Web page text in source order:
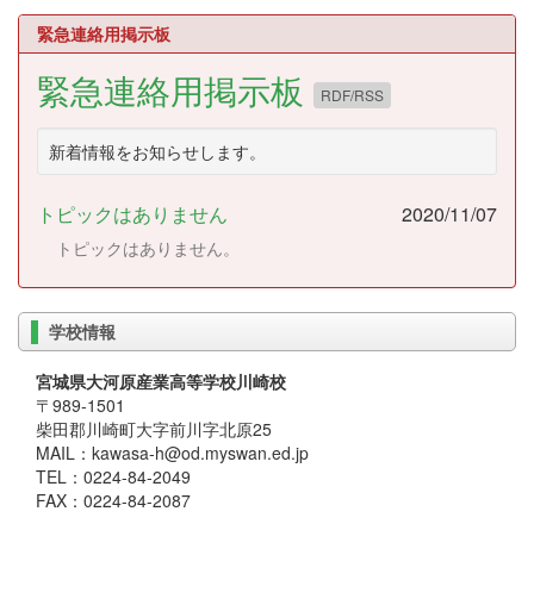
緊急連絡用掲示板
緊急連絡用掲示板 RDF/RSS
新着情報をお知らせします。
トピックはありません 2020/11/07
トピックはありません。
学校情報
宮城県大河原産業高等学校川崎校
〒989-1501
柴田郡川崎町大字前川字北原25
MAIL：kawasa-h@od.myswan.ed.jp
TEL：0224-84-2049
FAX：0224-84-2087